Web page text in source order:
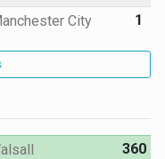
City 1
360